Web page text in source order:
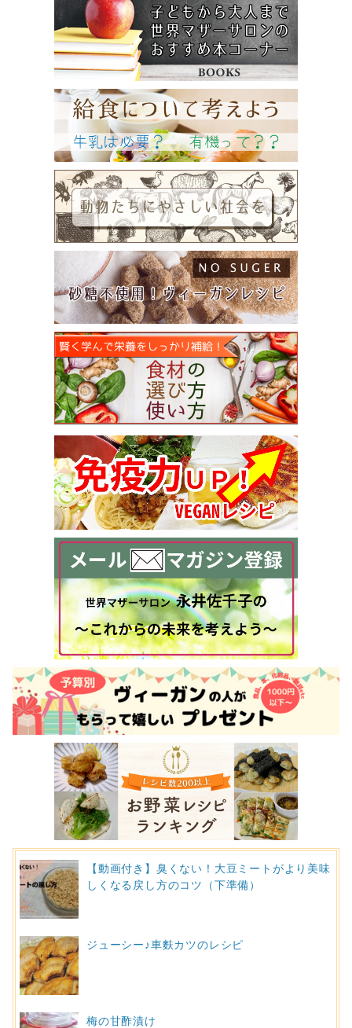
【動画付き】臭くない！大豆ミートがより美味
しくなる戻し方のコツ（下準備）
ジューシー♪車麩カツのレシピ
梅の甘酢漬け